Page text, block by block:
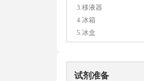
3.移液器
4.冰箱
5.冰盒
试剂准备